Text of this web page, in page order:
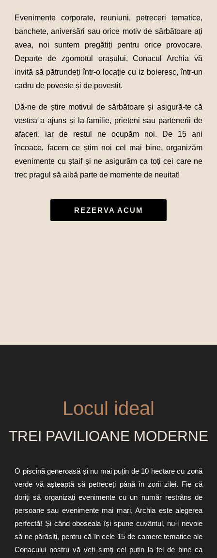
Evenimente corporate, reuniuni, petreceri tematice,
banchete, aniversări sau orice motiv de sărbătoare ați
avea, noi suntem pregătiți pentru orice provocare.
Departe de zgomotul orașului, Conacul Archia vă
invită să pătrundeți într-o locație cu iz boieresc, într-un
cadru de poveste și de povestit.
Dă-ne de știre motivul de sărbătoare și asigură-te că
vestea a ajuns și la familie, prieteni sau partenerii de
afaceri, iar de restul ne ocupăm noi. De 15 ani
încoace, facem ce știm noi cel mai bine, organizăm
evenimente cu ștaif și ne asigurăm ca toți cei care ne
trec pragul să aibă parte de momente de neuitat!
REZERVA ACUM
Locul ideal
TREI PAVILIOANE MODERNE
O piscină generoasă și nu mai puțin de 10 hectare cu zonă
verde vă așteaptă să petreceți până în zorii zilei. Fie că
doriți să organizați evenimente cu un număr restrâns de
persoane sau evenimente mai mari, Archia este alegerea
perfectă! Și când oboseala își spune cuvântul, nu-i nevoie
să ne părăsiți, pentru că în cele 15 de camere tematice ale
Conacului nostru vă veți simți cel puțin la fel de bine ca